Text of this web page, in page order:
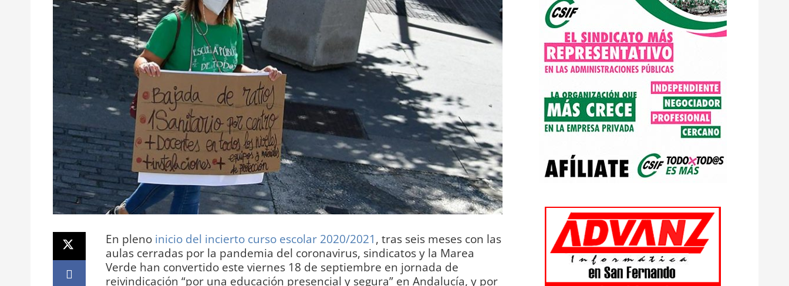
En pleno inicio del incierto curso escolar 2020/2021, tras seis meses con las
aulas cerradas por la pandemia del coronavirus, sindicatos y la Marea
Verde han convertido este viernes 18 de septiembre en jornada de
reivindicación “por una educación presencial y segura” en Andalucía, y por